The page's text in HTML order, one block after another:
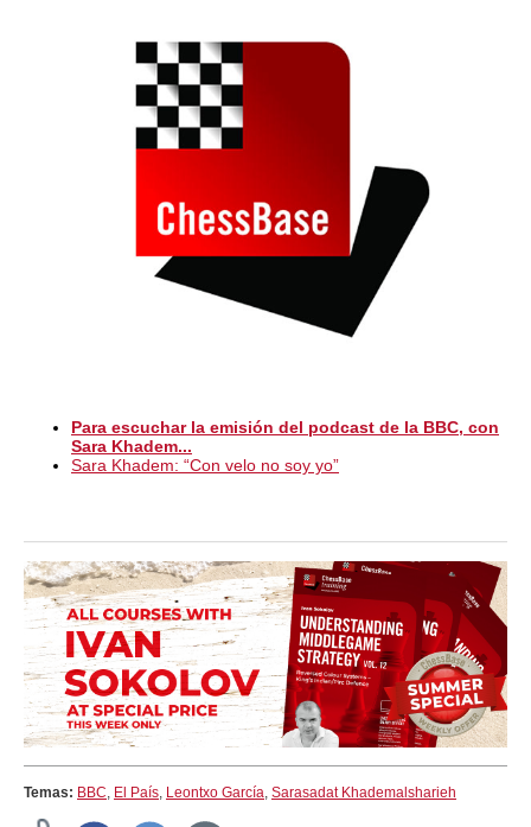
Para escuchar la emisión del podcast de la BBC, con
Sara Khadem...
Sara Khadem: “Con velo no soy yo”
Temas: BBC, El País, Leontxo García, Sarasadat Khademalsharieh